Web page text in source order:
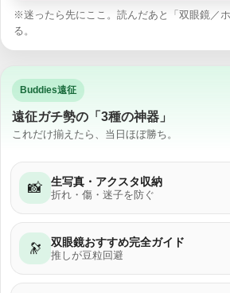
※迷ったら先にここ。読んだあと「双眼鏡／
る。
Buddies遠征
遠征ガチ勢の「3種の神器」
これだけ揃えたら、当日ほぼ勝ち。
📸 生写真・アクスタ収納
折れ・傷・迷子を防ぐ
🔭 双眼鏡おすすめ完全ガイド
推しが豆粒回避